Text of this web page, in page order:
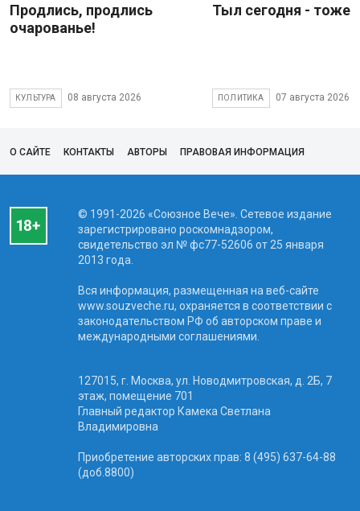
Продлись, продлись
очарованье!
КУЛЬТУРА 08 августа 2026
Тыл сегодня - тоже
ПОЛИТИКА 07 августа 2026
О САЙТЕ КОНТАКТЫ АВТОРЫ ПРАВОВАЯ ИНФОРМАЦИЯ
© 1991-2026 «Союзное Вече». Сетевое издание
зарегистрировано роскомнадзором,
свидетельство эл № фc77-52606 от 25 января
2013 года.
Вся информация, размещенная на веб-сайте
www.souzveche.ru, охраняется в соответствии с
законодательством РФ об авторском праве и
международными соглашениями.
127015, г. Москва, ул. Новодмитровская, д. 2Б, 7
этаж, помещение 701
Главный редактор Камека Светлана
Владимировна
Приобретение авторских прав: 8 (495) 637-64-88
(доб.8800)